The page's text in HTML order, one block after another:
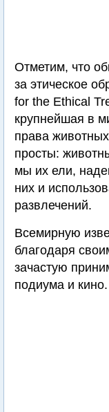
Отметим, что
за этическое
for the Ethical
крупнейшая в
права
просты:
мы их ели,
них и
развлечений.
Всемирную
благодаря
зачастую
подиума и кино.